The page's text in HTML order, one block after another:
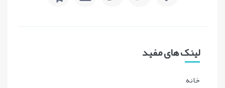
لینک های مفید
خانه